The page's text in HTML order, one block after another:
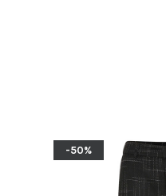
-50%